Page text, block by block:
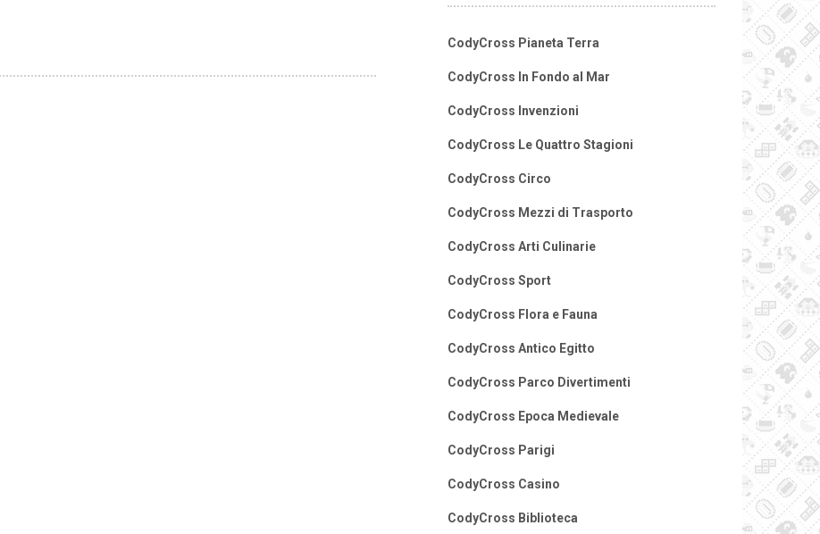
CodyCross Pianeta Terra
CodyCross In Fondo al Mar
CodyCross Invenzioni
CodyCross Le Quattro Stagioni
CodyCross Circo
CodyCross Mezzi di Trasporto
CodyCross Arti Culinarie
CodyCross Sport
CodyCross Flora e Fauna
CodyCross Antico Egitto
CodyCross Parco Divertimenti
CodyCross Epoca Medievale
CodyCross Parigi
CodyCross Casino
CodyCross Biblioteca